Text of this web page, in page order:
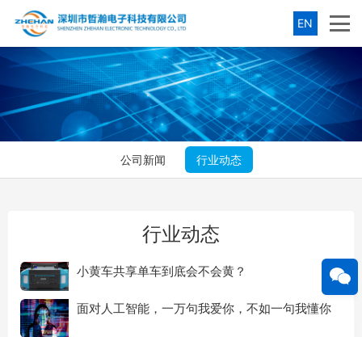
EN
公司新闻 行业动态
行业动态
小黄车共享单车到底会不会黄？
面对人工智能，一万句我爱你，不如一句我懂你